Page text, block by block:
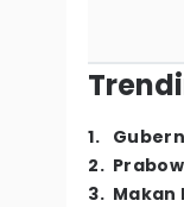
1.
2.
3. Makan